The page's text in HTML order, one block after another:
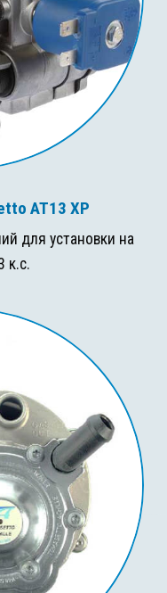
AT13 XP
для установки на
к.с.